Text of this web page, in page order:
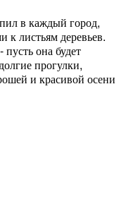
в каждый город,
к листьям деревьев.
она будет
прогулки,
и красивой осени